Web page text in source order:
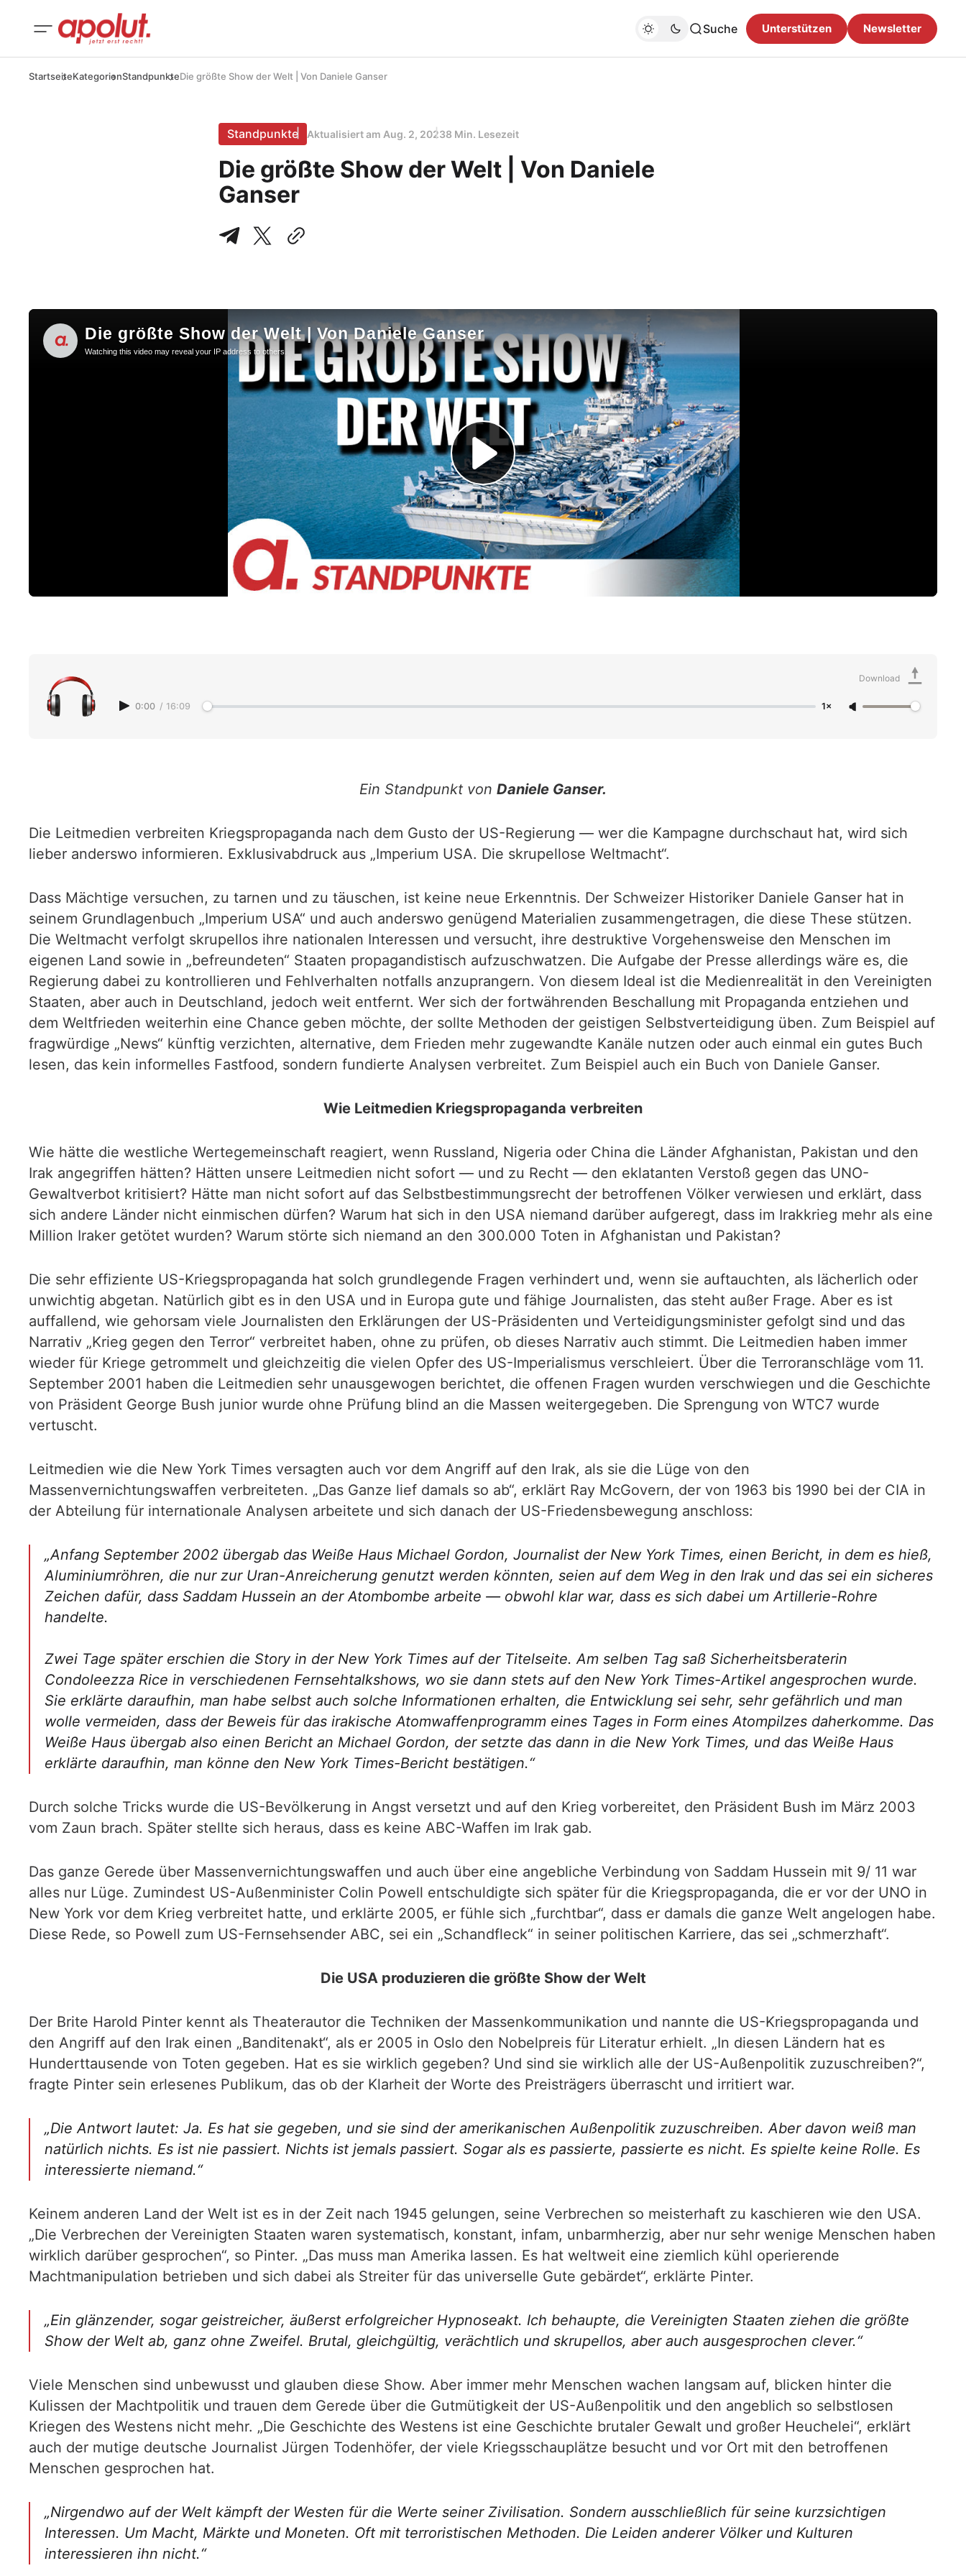
Suche Unterstützen Newsletter
StartseiteKategorienStandpunkteDie größte Show der Welt | Von Daniele Ganser
Standpunkte Aktualisiert am Aug. 2, 20238 Min. Lesezeit
Die größte Show der Welt | Von Daniele
Ganser
0:00 / 16:09 1×
Download
Ein Standpunkt von Daniele Ganser.
Die Leitmedien verbreiten Kriegspropaganda nach dem Gusto der US-Regierung — wer die Kampagne durchschaut hat, wird sich
lieber anderswo informieren. Exklusivabdruck aus „Imperium USA. Die skrupellose Weltmacht“.
Dass Mächtige versuchen, zu tarnen und zu täuschen, ist keine neue Erkenntnis. Der Schweizer Historiker Daniele Ganser hat in
seinem Grundlagenbuch „Imperium USA“ und auch anderswo genügend Materialien zusammengetragen, die diese These stützen.
Die Weltmacht verfolgt skrupellos ihre nationalen Interessen und versucht, ihre destruktive Vorgehensweise den Menschen im
eigenen Land sowie in „befreundeten“ Staaten propagandistisch aufzuschwatzen. Die Aufgabe der Presse allerdings wäre es, die
Regierung dabei zu kontrollieren und Fehlverhalten notfalls anzuprangern. Von diesem Ideal ist die Medienrealität in den Vereinigten
Staaten, aber auch in Deutschland, jedoch weit entfernt. Wer sich der fortwährenden Beschallung mit Propaganda entziehen und
dem Weltfrieden weiterhin eine Chance geben möchte, der sollte Methoden der geistigen Selbstverteidigung üben. Zum Beispiel auf
fragwürdige „News“ künftig verzichten, alternative, dem Frieden mehr zugewandte Kanäle nutzen oder auch einmal ein gutes Buch
lesen, das kein informelles Fastfood, sondern fundierte Analysen verbreitet. Zum Beispiel auch ein Buch von Daniele Ganser.
Wie Leitmedien Kriegspropaganda verbreiten
Wie hätte die westliche Wertegemeinschaft reagiert, wenn Russland, Nigeria oder China die Länder Afghanistan, Pakistan und den
Irak angegriffen hätten? Hätten unsere Leitmedien nicht sofort — und zu Recht — den eklatanten Verstoß gegen das UNO-
Gewaltverbot kritisiert? Hätte man nicht sofort auf das Selbstbestimmungsrecht der betroffenen Völker verwiesen und erklärt, dass
sich andere Länder nicht einmischen dürfen? Warum hat sich in den USA niemand darüber aufgeregt, dass im Irakkrieg mehr als eine
Million Iraker getötet wurden? Warum störte sich niemand an den 300.000 Toten in Afghanistan und Pakistan?
Die sehr effiziente US-Kriegspropaganda hat solch grundlegende Fragen verhindert und, wenn sie auftauchten, als lächerlich oder
unwichtig abgetan. Natürlich gibt es in den USA und in Europa gute und fähige Journalisten, das steht außer Frage. Aber es ist
auffallend, wie gehorsam viele Journalisten den Erklärungen der US-Präsidenten und Verteidigungsminister gefolgt sind und das
Narrativ „Krieg gegen den Terror“ verbreitet haben, ohne zu prüfen, ob dieses Narrativ auch stimmt. Die Leitmedien haben immer
wieder für Kriege getrommelt und gleichzeitig die vielen Opfer des US-Imperialismus verschleiert. Über die Terroranschläge vom 11.
September 2001 haben die Leitmedien sehr unausgewogen berichtet, die offenen Fragen wurden verschwiegen und die Geschichte
von Präsident George Bush junior wurde ohne Prüfung blind an die Massen weitergegeben. Die Sprengung von WTC7 wurde
vertuscht.
Leitmedien wie die New York Times versagten auch vor dem Angriff auf den Irak, als sie die Lüge von den
Massenvernichtungswaffen verbreiteten. „Das Ganze lief damals so ab“, erklärt Ray McGovern, der von 1963 bis 1990 bei der CIA in
der Abteilung für internationale Analysen arbeitete und sich danach der US-Friedensbewegung anschloss:
„Anfang September 2002 übergab das Weiße Haus Michael Gordon, Journalist der New York Times, einen Bericht, in dem es hieß,
Aluminiumröhren, die nur zur Uran-Anreicherung genutzt werden könnten, seien auf dem Weg in den Irak und das sei ein sicheres
Zeichen dafür, dass Saddam Hussein an der Atombombe arbeite — obwohl klar war, dass es sich dabei um Artillerie-Rohre
handelte.
Zwei Tage später erschien die Story in der New York Times auf der Titelseite. Am selben Tag saß Sicherheitsberaterin
Condoleezza Rice in verschiedenen Fernsehtalkshows, wo sie dann stets auf den New York Times-Artikel angesprochen wurde.
Sie erklärte daraufhin, man habe selbst auch solche Informationen erhalten, die Entwicklung sei sehr, sehr gefährlich und man
wolle vermeiden, dass der Beweis für das irakische Atomwaffenprogramm eines Tages in Form eines Atompilzes daherkomme. Das
Weiße Haus übergab also einen Bericht an Michael Gordon, der setzte das dann in die New York Times, und das Weiße Haus
erklärte daraufhin, man könne den New York Times-Bericht bestätigen.“
Durch solche Tricks wurde die US-Bevölkerung in Angst versetzt und auf den Krieg vorbereitet, den Präsident Bush im März 2003
vom Zaun brach. Später stellte sich heraus, dass es keine ABC-Waffen im Irak gab.
Das ganze Gerede über Massenvernichtungswaffen und auch über eine angebliche Verbindung von Saddam Hussein mit 9/ 11 war
alles nur Lüge. Zumindest US-Außenminister Colin Powell entschuldigte sich später für die Kriegspropaganda, die er vor der UNO in
New York vor dem Krieg verbreitet hatte, und erklärte 2005, er fühle sich „furchtbar“, dass er damals die ganze Welt angelogen habe.
Diese Rede, so Powell zum US-Fernsehsender ABC, sei ein „Schandfleck“ in seiner politischen Karriere, das sei „schmerzhaft“.
Die USA produzieren die größte Show der Welt
Der Brite Harold Pinter kennt als Theaterautor die Techniken der Massenkommunikation und nannte die US-Kriegspropaganda und
den Angriff auf den Irak einen „Banditenakt“, als er 2005 in Oslo den Nobelpreis für Literatur erhielt. „In diesen Ländern hat es
Hunderttausende von Toten gegeben. Hat es sie wirklich gegeben? Und sind sie wirklich alle der US-Außenpolitik zuzuschreiben?“,
fragte Pinter sein erlesenes Publikum, das ob der Klarheit der Worte des Preisträgers überrascht und irritiert war.
„Die Antwort lautet: Ja. Es hat sie gegeben, und sie sind der amerikanischen Außenpolitik zuzuschreiben. Aber davon weiß man
natürlich nichts. Es ist nie passiert. Nichts ist jemals passiert. Sogar als es passierte, passierte es nicht. Es spielte keine Rolle. Es
interessierte niemand.“
Keinem anderen Land der Welt ist es in der Zeit nach 1945 gelungen, seine Verbrechen so meisterhaft zu kaschieren wie den USA.
„Die Verbrechen der Vereinigten Staaten waren systematisch, konstant, infam, unbarmherzig, aber nur sehr wenige Menschen haben
wirklich darüber gesprochen“, so Pinter. „Das muss man Amerika lassen. Es hat weltweit eine ziemlich kühl operierende
Machtmanipulation betrieben und sich dabei als Streiter für das universelle Gute gebärdet“, erklärte Pinter.
„Ein glänzender, sogar geistreicher, äußerst erfolgreicher Hypnoseakt. Ich behaupte, die Vereinigten Staaten ziehen die größte
Show der Welt ab, ganz ohne Zweifel. Brutal, gleichgültig, verächtlich und skrupellos, aber auch ausgesprochen clever.“
Viele Menschen sind unbewusst und glauben diese Show. Aber immer mehr Menschen wachen langsam auf, blicken hinter die
Kulissen der Machtpolitik und trauen dem Gerede über die Gutmütigkeit der US-Außenpolitik und den angeblich so selbstlosen
Kriegen des Westens nicht mehr. „Die Geschichte des Westens ist eine Geschichte brutaler Gewalt und großer Heuchelei“, erklärt
auch der mutige deutsche Journalist Jürgen Todenhöfer, der viele Kriegsschauplätze besucht und vor Ort mit den betroffenen
Menschen gesprochen hat.
„Nirgendwo auf der Welt kämpft der Westen für die Werte seiner Zivilisation. Sondern ausschließlich für seine kurzsichtigen
Interessen. Um Macht, Märkte und Moneten. Oft mit terroristischen Methoden. Die Leiden anderer Völker und Kulturen
interessieren ihn nicht.“